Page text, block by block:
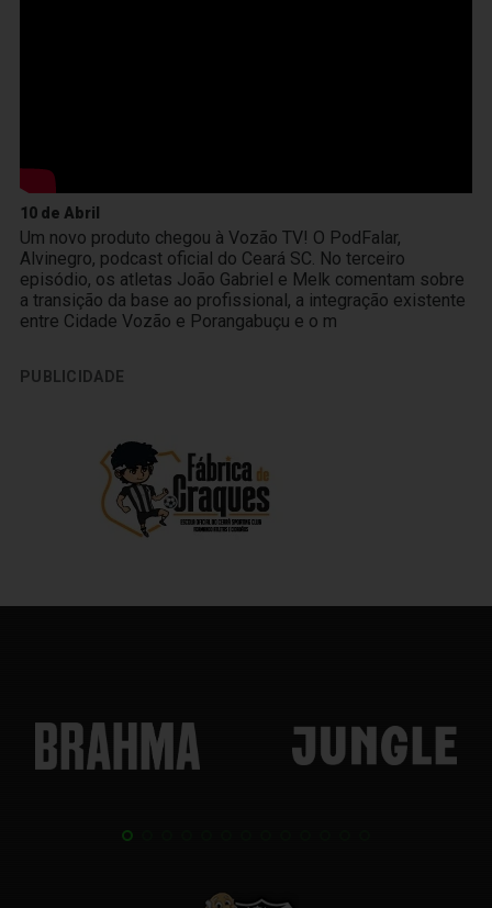
10 de Abril
Um novo produto chegou à Vozão TV! O PodFalar,
Alvinegro, podcast oficial do Ceará SC. No terceiro
episódio, os atletas João Gabriel e Melk comentam sobre
a transição da base ao profissional, a integração existente
entre Cidade Vozão e Porangabuçu e o m
PUBLICIDADE